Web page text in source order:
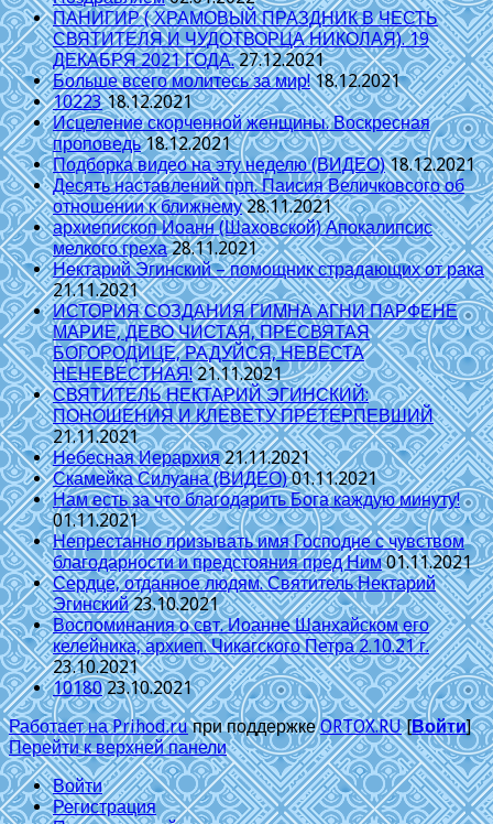
ПАНИГИР ( ХРАМОВЫЙ ПРАЗДНИК В ЧЕСТЬ
СВЯТИТЕЛЯ И ЧУДОТВОРЦА НИКОЛАЯ). 19
ДЕКАБРЯ 2021 ГОДА. 27.12.2021
Больше всего молитесь за мир! 18.12.2021
10223 18.12.2021
Исцеление скорченной женщины. Воскресная
проповедь 18.12.2021
Подборка видео на эту неделю (ВИДЕО) 18.12.2021
Десять наставлений прп. Паисия Величковсого об
отношении к ближнему 28.11.2021
архиепископ Иоанн (Шаховской) Апокалипсис
мелкого греха 28.11.2021
Нектарий Эгинский – помощник страдающих от рака
21.11.2021
ИСТОРИЯ СОЗДАНИЯ ГИМНА АГНИ ПАРФЕНЕ
МАРИЕ, ДЕВО ЧИСТАЯ, ПРЕСВЯТАЯ
БОГОРОДИЦЕ, РАДУЙСЯ, НЕВЕСТА
НЕНЕВЕСТНАЯ! 21.11.2021
СВЯТИТЕЛЬ НЕКТАРИЙ ЭГИНСКИЙ:
ПОНОШЕНИЯ И КЛЕВЕТУ ПРЕТЕРПЕВШИЙ
21.11.2021
Небесная Иерархия 21.11.2021
Скамейка Силуана (ВИДЕО) 01.11.2021
Нам есть за что благодарить Бога каждую минуту!
01.11.2021
Непрестанно призывать имя Господне с чувством
благодарности и предстояния пред Ним 01.11.2021
Сердце, отданное людям. Святитель Нектарий
Эгинский 23.10.2021
Воспоминания о свт. Иоанне Шанхайском его
келейника, архиеп. Чикагского Петра 2.10.21 г.
23.10.2021
10180 23.10.2021
Работает на Prihod.ruпри поддержкеORTOX.RU[Войти]
Перейти к верхней панели
Войти
Регистрация